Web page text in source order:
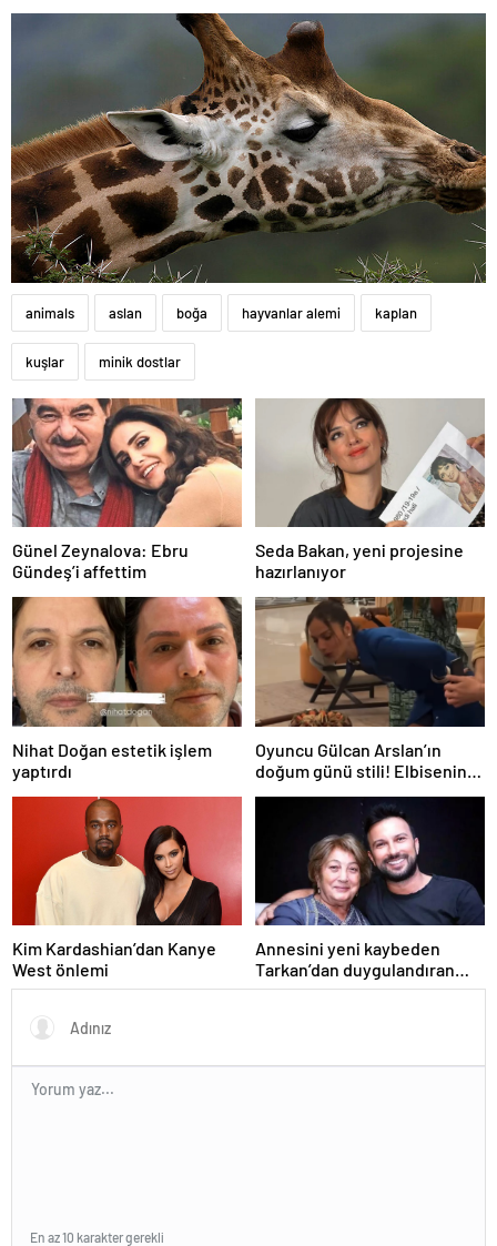
animals aslan boğa hayvanlar alemi kaplan
kuşlar minik dostlar
Günel Zeynalova: Ebru
Gündeş’i affettim
Seda Bakan, yeni projesine
hazırlanıyor
Nihat Doğan estetik işlem
yaptırdı
Oyuncu Gülcan Arslan’ın
doğum günü stili! Elbisenin
Kim Kardashian’dan Kanye
West önlemi
Annesini yeni kaybeden
Tarkan’dan duygulandıran
paylaşım! Konserde
En az 10 karakter gerekli